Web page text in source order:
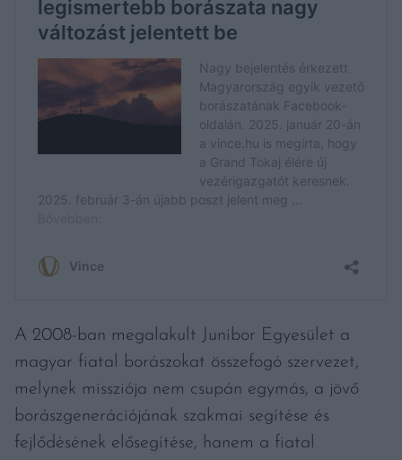
A 2008-ban megalakult Junibor Egyesület a
magyar fiatal borászokat összefogó szervezet,
melynek missziója nem csupán egymás, a jövő
borászgenerációjának szakmai segítése és
fejlődésének elősegítése, hanem a fiatal